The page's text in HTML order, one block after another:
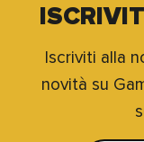
Iscriviti alla
novità su